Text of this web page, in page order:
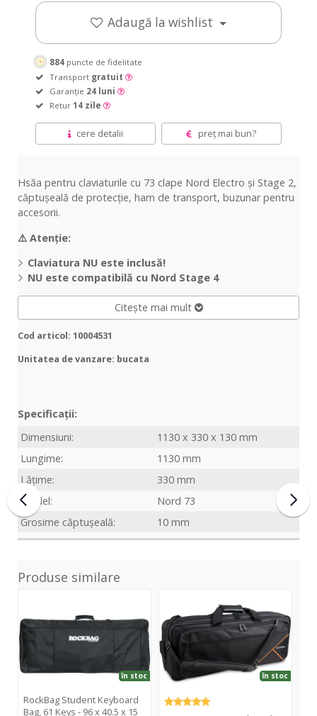
Adaugă la wishlist
884 puncte de fidelitate
Transport gratuit
Garanție 24 luni
Retur 14 zile
cere detalii preț mai bun?
Hsăa pentru claviaturile cu 73 clape Nord Electro și Stage 2,
căptușeală de protecție, ham de transport, buzunar pentru
accesorii.
⚠️ Atenție:
Claviatura NU este inclusă!
NU este compatibilă cu Nord Stage 4
Citește mai mult
Cod articol: 10004531
Unitatea de vanzare: bucata
Specificații:
Dimensiuni:
1130 x 330 x 130 mm
Lungime:
1130 mm
Lățime:
330 mm
model:
Nord 73
Grosime căptușeală:
10 mm
Produse similare
Bag,
61
Keys
-
RockBag Student Keyboard
Bag, 61 Keys - 96 x 40.5 x 15
în stoc
122
în stoc